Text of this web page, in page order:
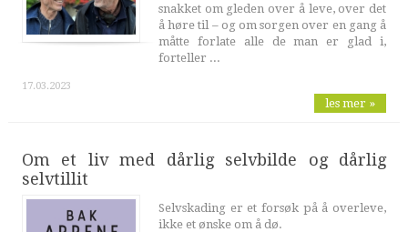
snakket om gleden over å leve, over det
å høre til – og om sorgen over en gang å
måtte forlate alle de man er glad i,
forteller ...
17.03.2023
les mer »
Om et liv med dårlig selvbilde og dårlig
selvtillit
Selvskading er et forsøk på å overleve,
ikke et ønske om å dø.